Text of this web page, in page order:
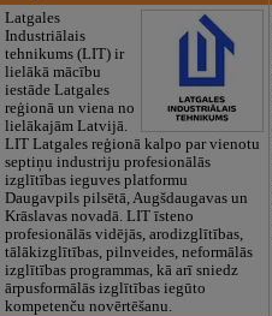
Latgales
Industriālais
tehnikums (LIT) ir
lielākā mācību
iestāde Latgales
reģionā un viena no
lielākajām Latvijā.
LIT Latgales reģionā kalpo par vienotu
septiņu industriju profesionālās
izglītības ieguves platformu
Daugavpils pilsētā, Augšdaugavas un
Krāslavas novadā. LIT īsteno
profesionālās vidējās, arodizglītības,
tālākizglītības, pilnveides, neformālās
izglītības programmas, kā arī sniedz
ārpusformālās izglītības iegūto
kompetenču novērtēšanu.